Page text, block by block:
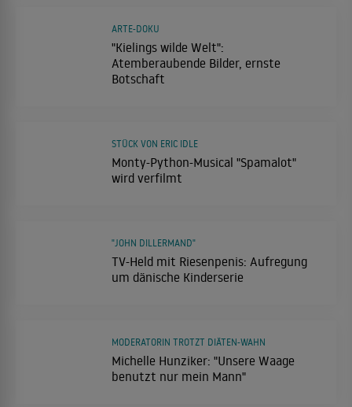
"Kielings wilde Welt":
Atemberaubende Bilder, ernste
Botschaft
ARTE-DOKU
Monty-Python-Musical "Spamalot"
wird verfilmt
STÜCK VON ERIC IDLE
TV-Held mit Riesenpenis: Aufregung
um dänische Kinderserie
"JOHN DILLERMAND"
Michelle Hunziker: "Unsere Waage
benutzt nur mein Mann"
MODERATORIN TROTZT DIÄTEN-WAHN